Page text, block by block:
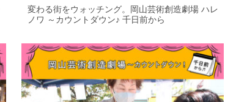
変わる街をウォッチング。岡山芸術創造劇場 ハレ
ノワ ～カウントダウン♪ 千日前から